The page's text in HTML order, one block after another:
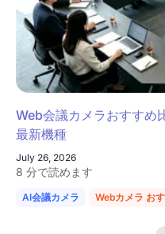
Web会議カメラおすすめ
最新機種
July 26, 2026
8 分で読めます
AI会議カメラ Webカメラ お